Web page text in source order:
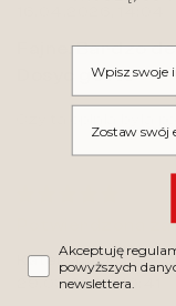
Fajne. Bardzo
Dosyc geste
Potwierdzona
Kateryna U.
29.03.2025, 10:41
Akceptuję
powyższych
newslettera.